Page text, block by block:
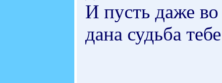
И пусть даже
дана судьба